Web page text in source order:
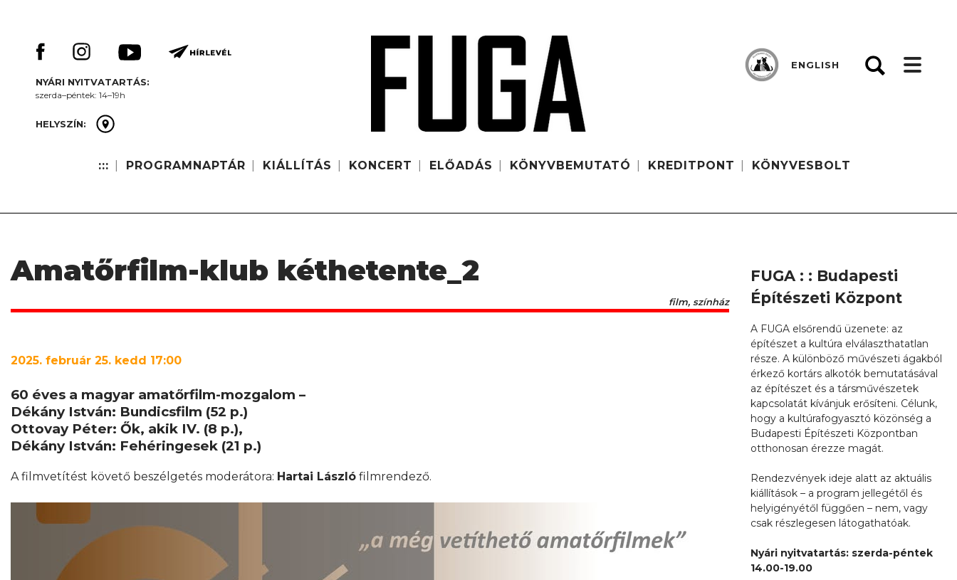
NYÁRI NYITVATARTÁS:
szerda–péntek: 14–19h
HELYSZÍN:
::: PROGRAMNAPTÁR KIÁLLÍTÁS KONCERT ELŐADÁS KÖNYVBEMUTATÓ KREDITPONT KÖNYVESBOLT
ENGLISH
Amatőrfilm-klub kéthetente_2
film, színház
2025. február 25. kedd 17:00
60 éves a magyar amatőrfilm-mozgalom –
Dékány István: Bundicsfilm (52 p.)
Ottovay Péter: Ők, akik IV. (8 p.),
Dékány István: Fehéringesek (21 p.)
A filmvetítést követő beszélgetés moderátora: Hartai László filmrendező.
FUGA : : Budapesti
Építészeti Központ
A FUGA elsőrendű üzenete: az
építészet a kultúra elválaszthatatlan
része. A különböző művészeti ágakból
érkező kortárs alkotók bemutatásával
az építészet és a társművészetek
kapcsolatát kívánjuk erősíteni. Célunk,
hogy a kultúrafogyasztó közönség a
Budapesti Építészeti Központban
otthonosan érezze magát.
Rendezvények ideje alatt az aktuális
kiállítások – a program jellegétől és
helyigényétől függően – nem, vagy
csak részlegesen látogathatóak.
Nyári nyitvatartás: szerda-péntek
14.00-19.00